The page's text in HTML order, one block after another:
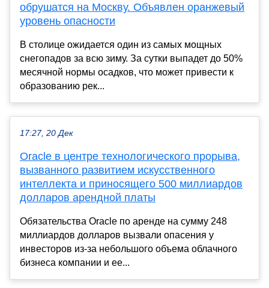
обрушатся на Москву. Объявлен оранжевый
уровень опасности
В столице ожидается один из самых мощных
снегопадов за всю зиму. За сутки выпадет до 50%
месячной нормы осадков, что может привести к
образованию рек...
17:27, 20 Дек
Oracle в центре технологического прорыва,
вызванного развитием искусственного
интеллекта и приносящего 500 миллиардов
долларов арендной платы
Обязательства Oracle по аренде на сумму 248
миллиардов долларов вызвали опасения у
инвесторов из-за небольшого объема облачного
бизнеса компании и ее...